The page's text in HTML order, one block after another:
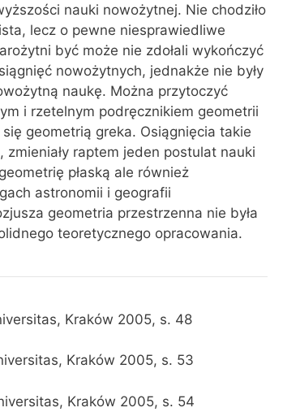
nauki nowożytnej. Nie chodziło
lecz o pewne niesprawiedliwe
być może nie zdołali wykończyć
nowożytnych, jednakże nie były
naukę. Można przytoczyć
i rzetelnym podręcznikiem geometrii
geometrią greka. Osiągnięcia takie
raptem jeden postulat nauki
płaską ale również
astronomii i geografii
geometria przestrzenna nie była
teoretycznego opracowania.
Kraków 2005, s. 48
Kraków 2005, s. 53
Kraków 2005, s. 54